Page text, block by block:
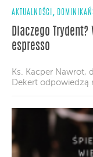
AKTUALNOŚCI ,
Dlaczego
espresso
Ks. Kacper Nawrot,
Dekert odpowiedzą